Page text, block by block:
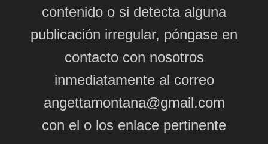
contenido o si detecta alguna
publicación irregular, póngase en
contacto con nosotros
inmediatamente al correo
angettamontana@gmail.com
con el o los enlace pertinente